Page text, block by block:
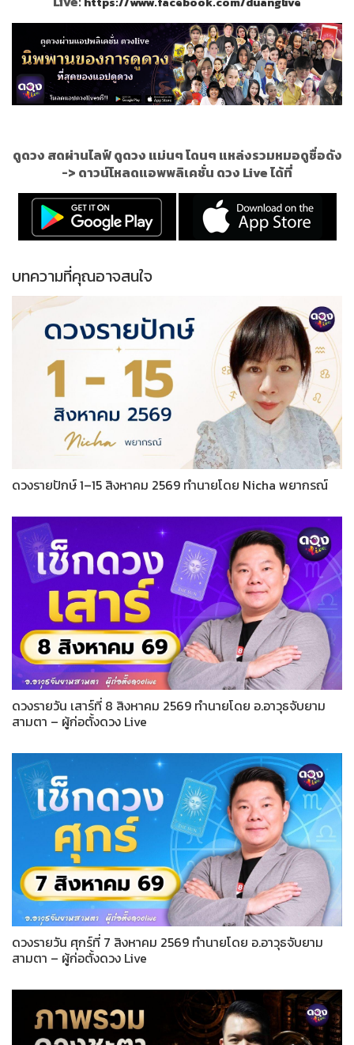
ดูดวง สดผ่านไลฟ์ ดูดวง แม่นๆ โดนๆ แหล่งรวมหมอดูชื่อดัง
-> ดาวน์โหลดแอพพลิเคชั่น ดวง Live ได้ที่
บทความที่คุณอาจสนใจ
ดวงรายปักษ์ 1–15 สิงหาคม 2569 ทำนายโดย Nicha พยากรณ์
ดวงรายวัน เสาร์ที่ 8 สิงหาคม 2569 ทำนายโดย อ.อาวุธจับยาม
สามตา – ผู้ก่อตั้งดวง Live
ดวงรายวัน ศุกร์ที่ 7 สิงหาคม 2569 ทำนายโดย อ.อาวุธจับยาม
สามตา – ผู้ก่อตั้งดวง Live